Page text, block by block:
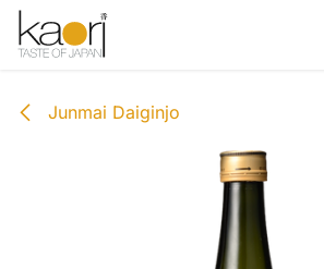
Overslaan naar inhoud
Junmai Daiginjo